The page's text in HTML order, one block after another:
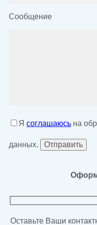
Сообщение
Я соглашаюсь на
данных.
Оставьте Ваши